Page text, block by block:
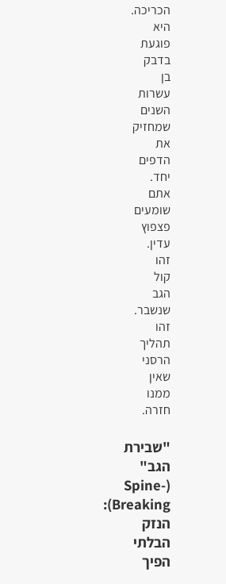
הכריכה.
היא
פוגעת
בדבק
בן
עשרות
השנים
שמחזיק
את
הדפים
יחד.
אתם
שומעים
פצפוץ
עדין.
זהו
קול
הגב
שנשבר.
זהו
תהליך
הרסני
שאין
ממנו
חזרה.
"שבירת
הגב"
(Spine-
Breaking):
הנזק
הבלתי
הפיך